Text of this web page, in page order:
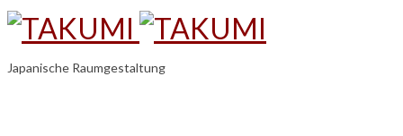
Japanische Raumgestaltung